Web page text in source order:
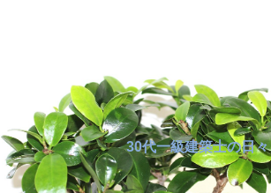
30代一級建築士の日々